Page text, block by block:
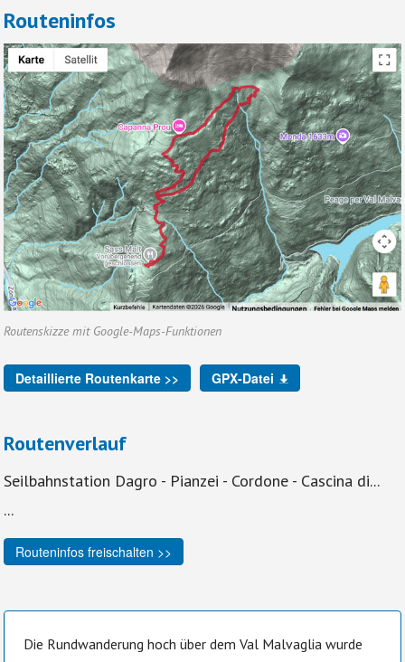
Routeninfos
Routenskizze mit Google-Maps-Funktionen
Detaillierte Routenkarte >> GPX-Datei
Routenverlauf
Seilbahnstation Dagro - Pianzei - Cordone - Cascina di...
...
Routeninfos freischalten >>
Die Rundwanderung hoch über dem Val Malvaglia wurde